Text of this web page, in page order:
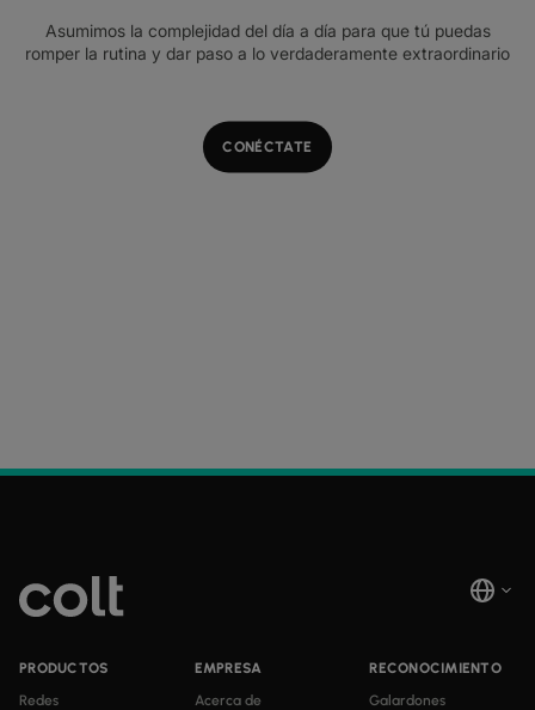
Asumimos la complejidad del día a día para que tú puedas
romper la rutina y dar paso a lo verdaderamente extraordinario
CONÉCTATE
PRODUCTOS
Redes
EMPRESA
Acerca de
RECONOCIMIENTO
Galardones